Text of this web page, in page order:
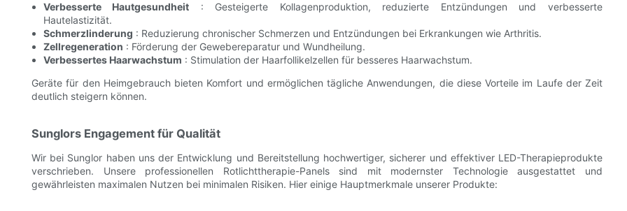
Verbesserte Hautgesundheit : Gesteigerte Kollagenproduktion, reduzierte Entzündungen und verbesserte
Hautelastizität.
Schmerzlinderung : Reduzierung chronischer Schmerzen und Entzündungen bei Erkrankungen wie Arthritis.
Zellregeneration : Förderung der Gewebereparatur und Wundheilung.
Verbessertes Haarwachstum : Stimulation der Haarfollikelzellen für besseres Haarwachstum.
Geräte für den Heimgebrauch bieten Komfort und ermöglichen tägliche Anwendungen, die diese Vorteile im Laufe der Zeit
deutlich steigern können.
Sunglors Engagement für Qualität
Wir bei Sunglor haben uns der Entwicklung und Bereitstellung hochwertiger, sicherer und effektiver LED-Therapieprodukte
verschrieben. Unsere professionellen Rotlichttherapie-Panels sind mit modernster Technologie ausgestattet und
gewährleisten maximalen Nutzen bei minimalen Risiken. Hier einige Hauptmerkmale unserer Produkte: